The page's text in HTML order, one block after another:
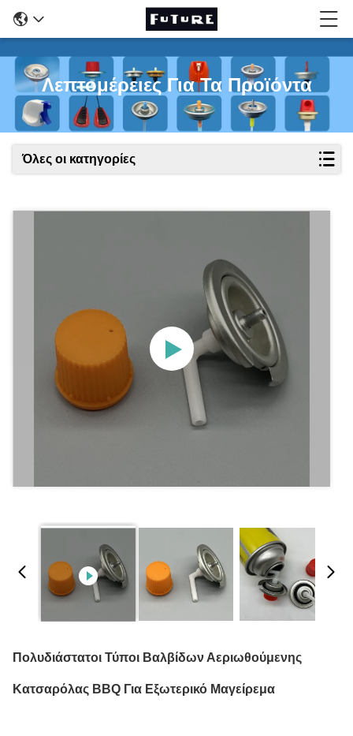
Λεπτομέρειες Για Τα Προϊόντα
Όλες οι κατηγορίες
Πολυδιάστατοι Τύποι Βαλβίδων Αεριωθούμενης
Κατσαρόλας BBQ Για Εξωτερικό Μαγείρεμα